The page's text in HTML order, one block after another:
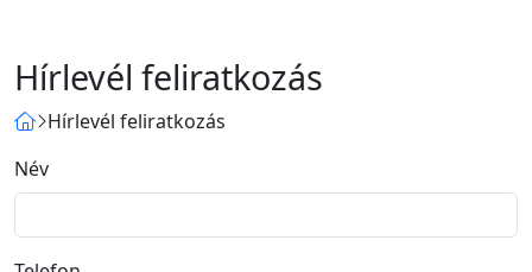
Hírlevél feliratkozás
Hírlevél feliratkozás
Név